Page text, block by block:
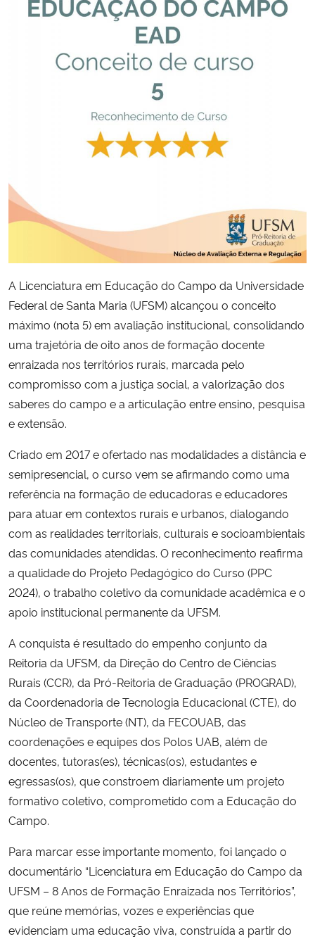
Secretaria de Governo
Advocacia-Geral da União
Banco Central do Brasil
Planalto
A Licenciatura em Educação do Campo da Universidade
Federal de Santa Maria (UFSM) alcançou o conceito
máximo (nota 5) em avaliação institucional, consolidando
uma trajetória de oito anos de formação docente
enraizada nos territórios rurais, marcada pelo
compromisso com a justiça social, a valorização dos
saberes do campo e a articulação entre ensino, pesquisa
e extensão.
Criado em 2017 e ofertado nas modalidades a distância e
semipresencial, o curso vem se afirmando como uma
referência na formação de educadoras e educadores
para atuar em contextos rurais e urbanos, dialogando
com as realidades territoriais, culturais e socioambientais
das comunidades atendidas. O reconhecimento reafirma
a qualidade do Projeto Pedagógico do Curso (PPC
2024), o trabalho coletivo da comunidade acadêmica e o
apoio institucional permanente da UFSM.
A conquista é resultado do empenho conjunto da
Reitoria da UFSM, da Direção do Centro de Ciências
Rurais (CCR), da Pró-Reitoria de Graduação (PROGRAD),
da Coordenadoria de Tecnologia Educacional (CTE), do
Núcleo de Transporte (NT), da FECOUAB, das
coordenações e equipes dos Polos UAB, além de
docentes, tutoras(es), técnicas(os), estudantes e
egressas(os), que constroem diariamente um projeto
formativo coletivo, comprometido com a Educação do
Campo.
Para marcar esse importante momento, foi lançado o
documentário “Licenciatura em Educação do Campo da
UFSM – 8 Anos de Formação Enraizada nos Territórios”,
que reúne memórias, vozes e experiências que
evidenciam uma educação viva, construída a partir do